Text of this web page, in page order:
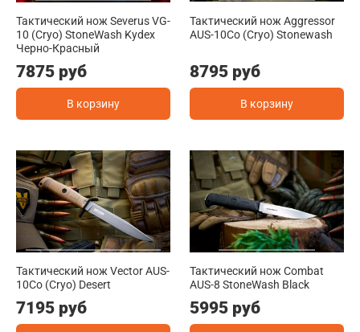
Тактический нож Severus VG-
10 (Cryo) StoneWash Kydex
Черно-Красный
7875 руб
В корзину
Тактический нож Aggressor
AUS-10Co (Cryo) Stonewash
8795 руб
В корзину
Тактический нож Vector AUS-
10Co (Cryo) Desert
7195 руб
Тактический нож Combat
AUS-8 StoneWash Black
5995 руб